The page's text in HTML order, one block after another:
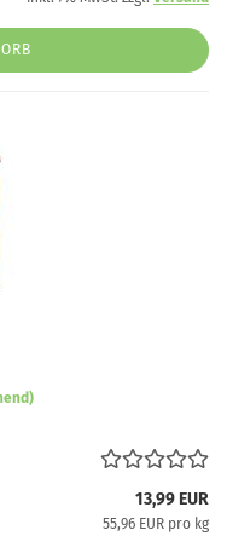
13,99 EUR
55,96 EUR pro kg